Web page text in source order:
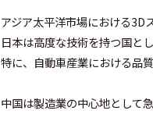
アジア太平洋市場における3D
日本は高度な技術を持つ国と
特に、自動車産業における品
中国は製造業の中心地として